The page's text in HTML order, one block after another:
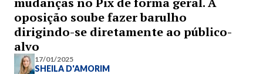
oposição soube fazer barulho
dirigindo-se diretamente ao público-
alvo
17/01/2025
SHEILA D'AMORIM